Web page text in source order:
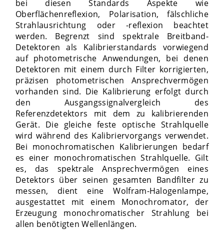
bei diesen Standards Aspekte wie
Oberflächenreflexion, Polarisation, fälschliche
Strahlausrichtung oder -reflexion beachtet
werden. Begrenzt sind spektrale Breitband-
Detektoren als Kalibrierstandards vorwiegend
auf photometrische Anwendungen, bei denen
Detektoren mit einem durch Filter korrigierten,
präzisen photometrischen Ansprechvermögen
vorhanden sind. Die Kalibrierung erfolgt durch
den Ausgangssignalvergleich des
Referenzdetektors mit dem zu kalibrierenden
Gerät. Die gleiche feste optische Strahlquelle
wird während des Kalibriervorgangs verwendet.
Bei monochromatischen Kalibrierungen bedarf
es einer monochromatischen Strahlquelle. Gilt
es, das spektrale Ansprechvermögen eines
Detektors über seinen gesamten Bandfilter zu
messen, dient eine Wolfram-Halogenlampe,
ausgestattet mit einem Monochromator, der
Erzeugung monochromatischer Strahlung bei
allen benötigten Wellenlängen.